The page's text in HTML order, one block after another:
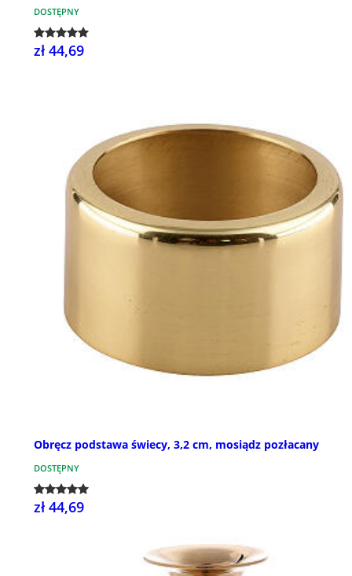
DOSTĘPNY
zł 44,69
Obręcz podstawa świecy, 3,2 cm, mosiądz pozłacany
DOSTĘPNY
zł 44,69